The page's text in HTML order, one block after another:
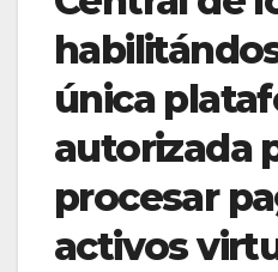
única
autorizada
procesar
activos